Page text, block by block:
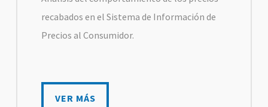
recabados en el Sistema de Información de
Precios al Consumidor.
VER MÁS
VER MÁS